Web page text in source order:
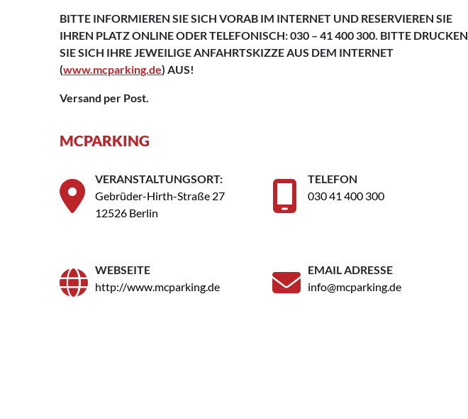
BITTE INFORMIEREN SIE SICH VORAB IM INTERNET UND RESERVIEREN SIE
IHREN PLATZ ONLINE ODER TELEFONISCH: 030 – 41 400 300. BITTE DRUCKEN
SIE SICH IHRE JEWEILIGEANFAHRTSKIZZE AUS DEM INTERNET
(www.mcparking.de) AUS!
Versand per Post.
MCPARKING
VERANSTALTUNGSORT:
Gebrüder-Hirth-Straße 27
12526 Berlin
TELEFON
030 41 400 300
WEBSEITE
http://www.mcparking.de
EMAIL ADRESSE
info@mcparking.de